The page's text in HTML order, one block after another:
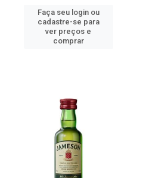
Faça seu login ou
cadastre-se para
ver preços e
comprar